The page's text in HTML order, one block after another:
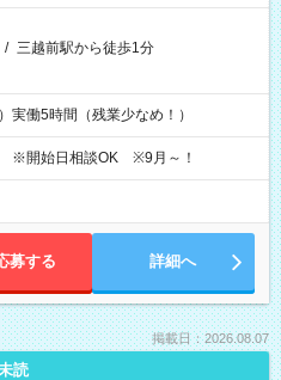
/ 三越前駅から徒歩1分
実働5時間（残業少なめ！）
※開始日相談OK ※9月～！
募する 詳細へ
掲載日：2026.08.07
読